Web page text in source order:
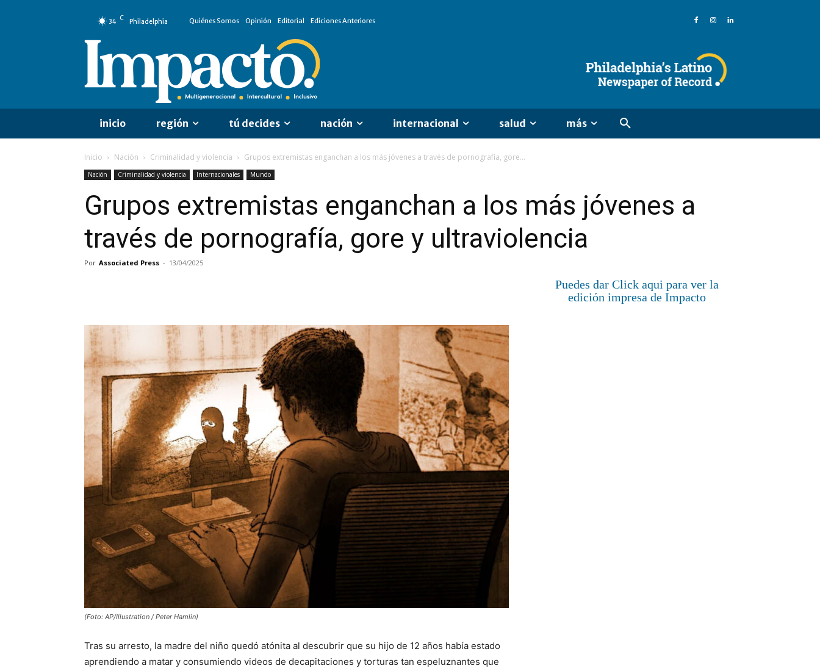
34 C Philadelphia Quiénes Somos Opinión Editorial Ediciones Anteriores
inicio región tú decides nación internacional salud más
Inicio Nación Criminalidad y violencia Grupos extremistas enganchan a los más jóvenes a través de pornografía, gore...
Nación Criminalidad y violencia Internacionales Mundo
Grupos extremistas enganchan a los más jóvenes a
través de pornografía, gore y ultraviolencia
Por Associated Press - 13/04/2025
(Foto: AP/Illustration / Peter Hamlin)
Tras su arresto, la madre del niño quedó atónita al descubrir que su hijo de 12 años había estado
aprendiendo a matar y consumiendo videos de decapitaciones y torturas tan espeluznantes que
Puedes dar Click aqui para ver la
edición impresa de Impacto